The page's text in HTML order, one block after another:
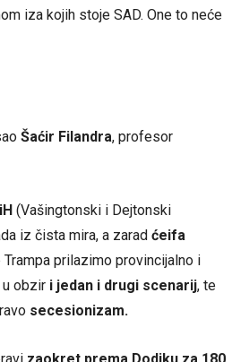
iza kojih stoje SAD. One to neće
Šaćir Filandra, profesor
(Vašingtonski i Dejtonski
iz čista mira, a zarad ćeifa
prilazimo provincijalno i
u obzir i jedan i drugi scenarij, te
secesionizam.